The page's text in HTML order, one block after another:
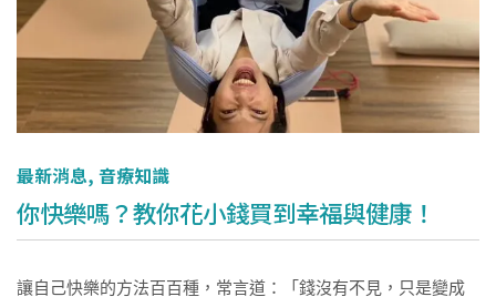
最新消息, 音療知識
你快樂嗎？教你花小錢買到幸福與健康！
讓自己快樂的方法百百種，常言道：「錢沒有不見，只是變成